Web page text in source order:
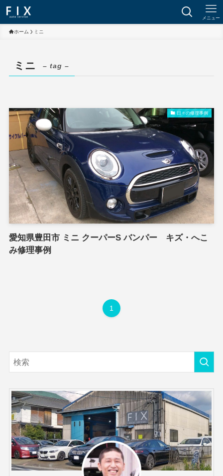
メニュー
ホーム ミニ
ミニ – tag –
日々の修理事例
愛知県豊田市 ミニ クーパーS バンパー キズ・へこ
み修理事例
1